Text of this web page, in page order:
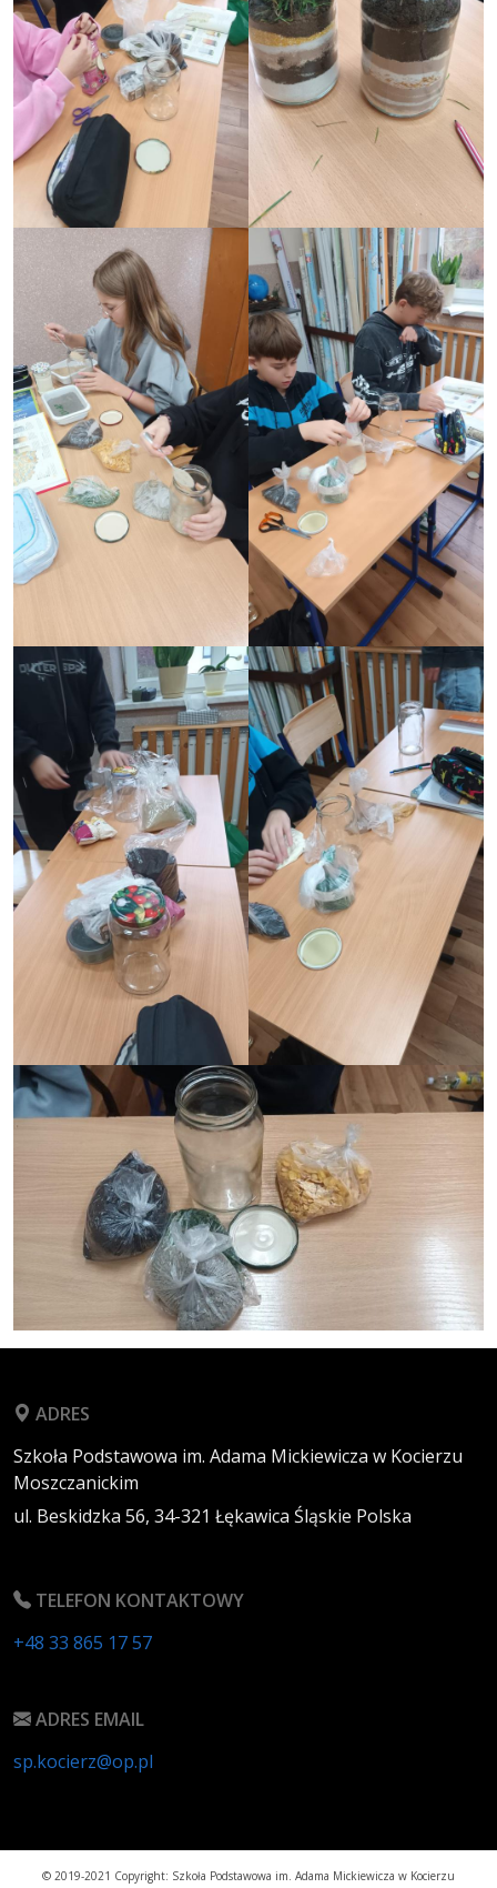
ADRES
Szkoła Podstawowa im. Adama Mickiewicza w Kocierzu
Moszczanickim
ul. Beskidzka 56, 34-321 Łękawica Śląskie Polska
TELEFON KONTAKTOWY
+48 33 865 17 57
ADRES EMAIL
sp.kocierz@op.pl
© 2019-2021 Copyright: Szkoła Podstawowa im. Adama Mickiewicza w Kocierzu